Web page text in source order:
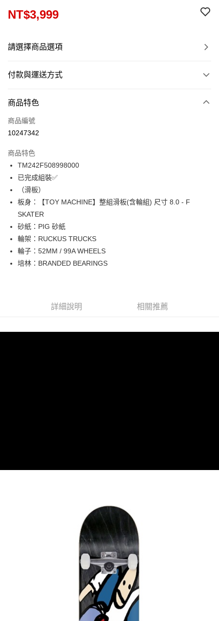
NT$3,999
請選擇商品選項
付款與運送方式
信用卡一次付款
LINE Pay
街口支付
悠遊付
ATM付款
運送方式
新竹貨運宅配 (需店面取貨請聯絡客服呦~~收到通知後再請前往門
市取貨!)
每筆NT$80
商品特色
商品編號
10247342
商品特色
TM242F508998000
已完成組裝✅
（滑板）
板身：【TOY MACHINE】整組滑板(含輪組) 尺寸 8.0 - F
SKATER
砂紙：PIG 砂紙
輪架：RUCKUS TRUCKS
輪子：52MM / 99A WHEELS
培林：BRANDED BEARINGS
詳細說明 相關推薦